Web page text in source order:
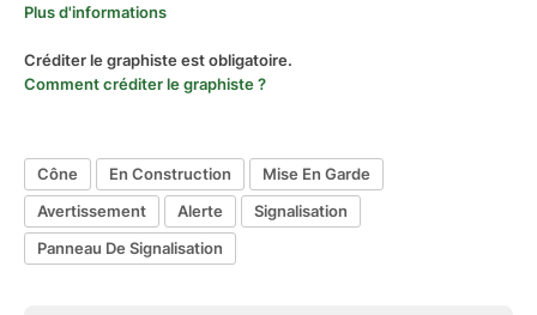
Plus d'informations
Créditer le graphiste est obligatoire.
Comment créditer le graphiste ?
Cône En Construction
Mise En Garde
Avertissement
Alerte
Signalisation
Panneau De Signalisation